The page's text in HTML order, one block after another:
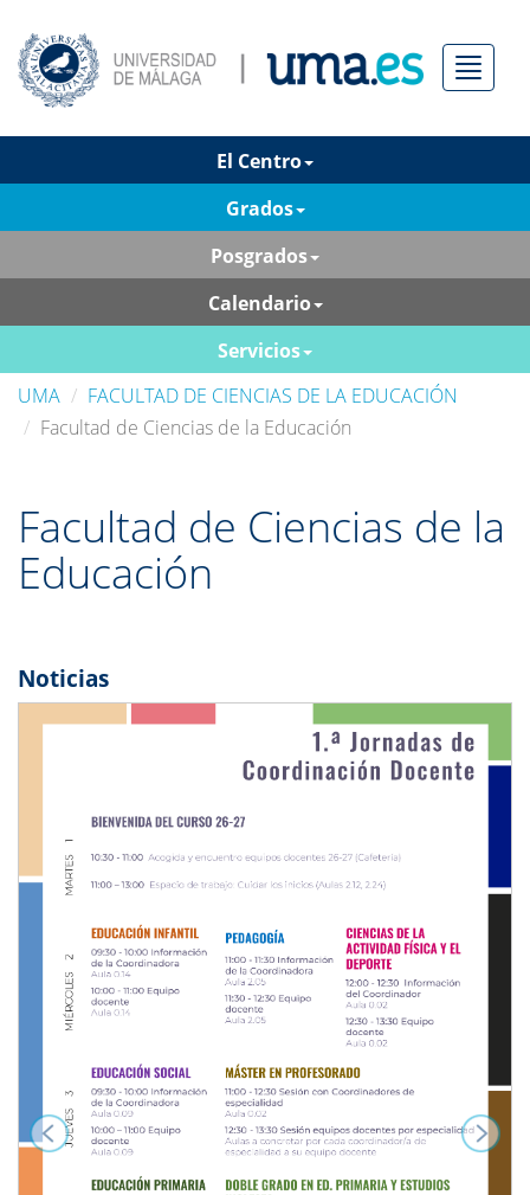
Menú
El Centro
Grados
Posgrados
Calendario
Servicios
UMA
FACULTAD DE CIENCIAS DE LA EDUCACIÓN
Facultad de Ciencias de la Educación
Facultad de Ciencias de la
Educación
Noticias
Previous Next